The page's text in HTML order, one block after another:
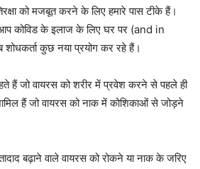
को मजबूत करने के लिए हमारे पास टीके हैं।
आप कोविड के इलाज के लिए घर पर (and in
कुछ नया प्रयोग कर रहे हैं।
हैं जो वायरस को शरीर में प्रवेश करने से पहले ही
हैं जो वायरस को नाक में कोशिकाओं से जोड़ने
बढ़ाने वाले वायरस को रोकने या नाक के जरिए